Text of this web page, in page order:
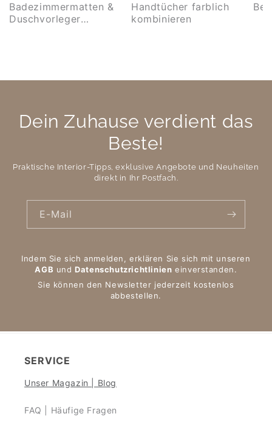
Badezimmermatten &
Duschvorleger
Handtücher farblich
kombinieren
Dein Zuhause verdient das
Beste!
Praktische Interior-Tipps, exklusive Angebote und Neuheiten
direkt in Ihr Postfach.
E-Mail
Indem Sie sich anmelden, erklären Sie sich mit unseren
AGB undDatenschutzrichtlinien einverstanden.
Sie können den Newsletter jederzeit kostenlos
abbestellen.
SERVICE
Unser Magazin | Blog
FAQ | Häufige Fragen